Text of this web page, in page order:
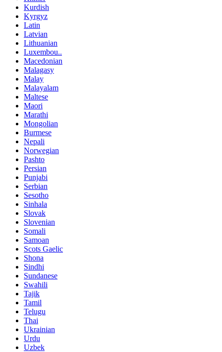
Kurdish
Kyrgyz
Latin
Latvian
Lithuanian
Luxembou..
Macedonian
Malagasy
Malay
Malayalam
Maltese
Maori
Marathi
Mongolian
Burmese
Nepali
Norwegian
Pashto
Persian
Punjabi
Serbian
Sesotho
Sinhala
Slovak
Slovenian
Somali
Samoan
Scots Gaelic
Shona
Sindhi
Sundanese
Swahili
Tajik
Tamil
Telugu
Thai
Ukrainian
Urdu
Uzbek